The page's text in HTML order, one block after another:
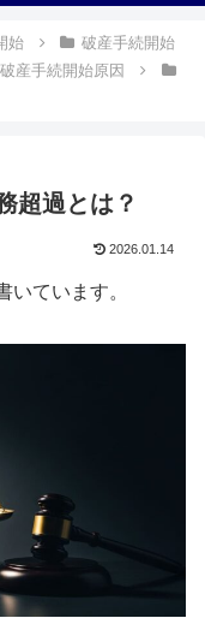
始
破産手続開始
破産手続開始原因
超過とは？
2026.01.14
いています。